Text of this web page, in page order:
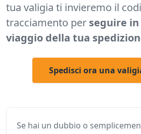
tua valigia ti invieremo il
tracciamento per seguire
viaggio della tua
Spedisci ora una
Se hai un dubbio o